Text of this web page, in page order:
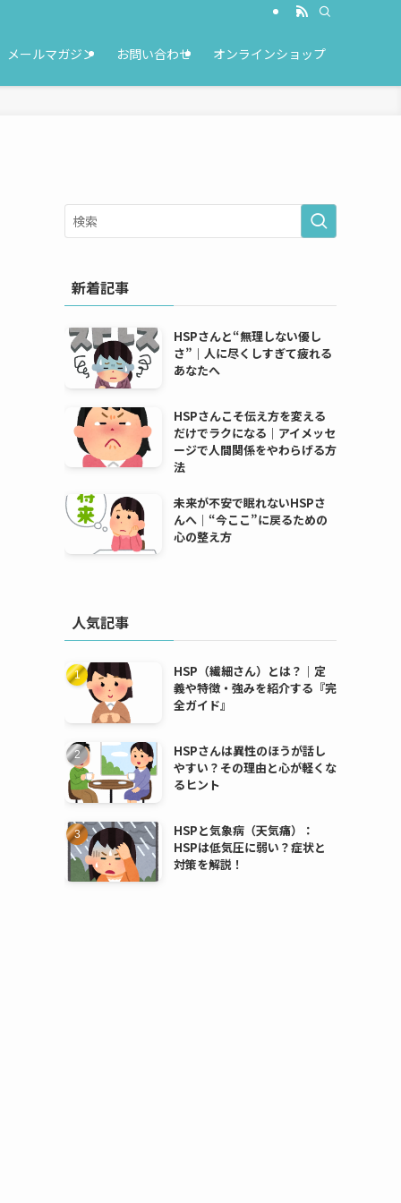
メールマガジン お問い合わせ オンラインショップ
新着記事
HSPさんと“無理しない優し
さ”｜人に尽くしすぎて疲れる
あなたへ
HSPさんこそ伝え方を変える
だけでラクになる｜アイメッセ
ージで人間関係をやわらげる方
法
未来が不安で眠れないHSPさ
んへ｜“今ここ”に戻るための
心の整え方
人気記事
HSP（繊細さん）とは？｜定
義や特徴・強みを紹介する『完
全ガイド』
HSPさんは異性のほうが話し
やすい？その理由と心が軽くな
るヒント
HSPと気象病（天気痛）：
HSPは低気圧に弱い？症状と
対策を解説！